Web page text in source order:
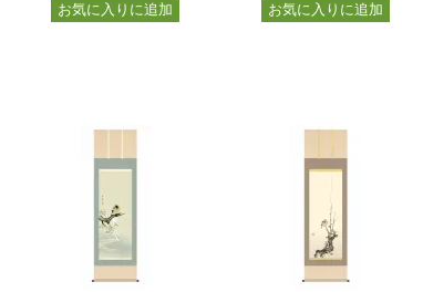
お気に入りに追加
お気に入りに追加